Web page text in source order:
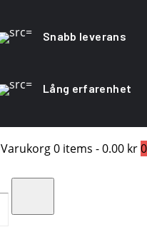
Snabb leverans
Lång erfarenhet
Varukorg0 items -0.00 kr0